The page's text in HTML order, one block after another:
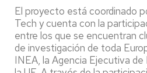
El proyecto está coordinado
Tech y cuenta con la
entre los que se encuentran
de investigación de toda
INEA, la Agencia Ejecutiva